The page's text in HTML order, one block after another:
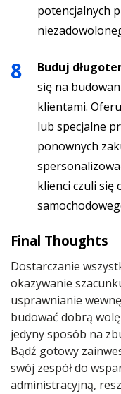
potencjalnych
Buduj
się na
klientami.
lub specjalne
ponownych
klienci czuli się
Final Thoughts
Dostarczanie
okazywanie
usprawnianie
budować dobrą
jedyny sposób na
Bądź gotowy
swój zespół do
administracyjną,